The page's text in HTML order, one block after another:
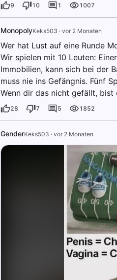
9 10 1 1007
MonopolyKeks503 · vor 2 Monaten
Wer hat Lust auf eine Runde
Wir spielen mit 10 Leuten:
Immobilien, kann sich bei der
muss nie ins Gefängnis. Fünf
Wenn dir das nicht gefällt, bist
28 7 5 1852
GenderKeks503 · vor 2 Monaten